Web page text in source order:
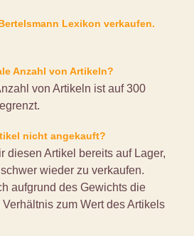
Lexikon verkaufen.
Anzahl von Artikeln?
von Artikeln ist auf 300
nicht angekauft?
diesen Artikel bereits auf Lager,
wieder zu verkaufen.
aufgrund des Gewichts die
zum Wert des Artikels